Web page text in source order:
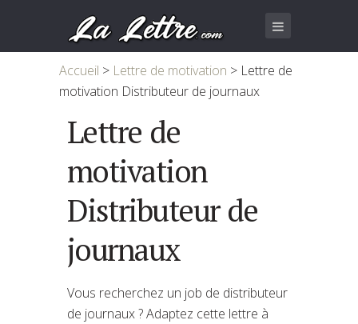
Accueil > Lettre de motivation > Lettre de
motivation Distributeur de journaux
Lettre de
motivation
Distributeur de
journaux
Vous recherchez un job de distributeur
de journaux ? Adaptez cette lettre à